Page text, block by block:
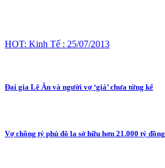
HOT: Kinh Tế : 25/07/2013
Đại gia Lê Ân và người vợ ‘giả’ chưa từng kể
Vợ chồng tỷ phú đô la sở hữu hơn 21.000 tỷ đồng